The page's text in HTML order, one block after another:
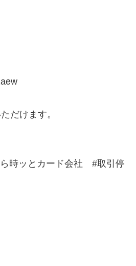
だけます。
時ッとカード会社 #取引停